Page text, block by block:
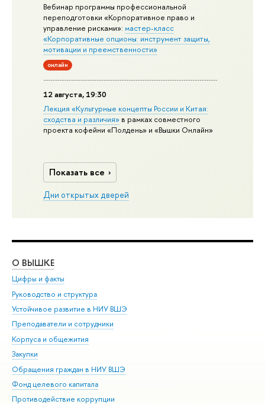
Вебинар программы профессиональной
переподготовки «Корпоративное право и
управление рисками»:мастер-класс
«Корпоративные опционы: инструмент защиты,
мотивации и преемственности»
онлайн
12 августа, 19:30
Лекция «Культурные концепты России и Китая:
сходства и различия» в рамках совместного
проекта кофейни «Полдень» и «Вышки Онлайн»
Показать все
Дни открытых дверей
О ВЫШКЕ
Цифры и факты
Руководство и структура
Устойчивое развитие в НИУ ВШЭ
Преподаватели и сотрудники
Корпуса и общежития
Закупки
Обращения граждан в НИУ ВШЭ
Фонд целевого капитала
Противодействие коррупции